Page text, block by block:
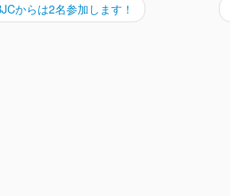
からは2名参加します！